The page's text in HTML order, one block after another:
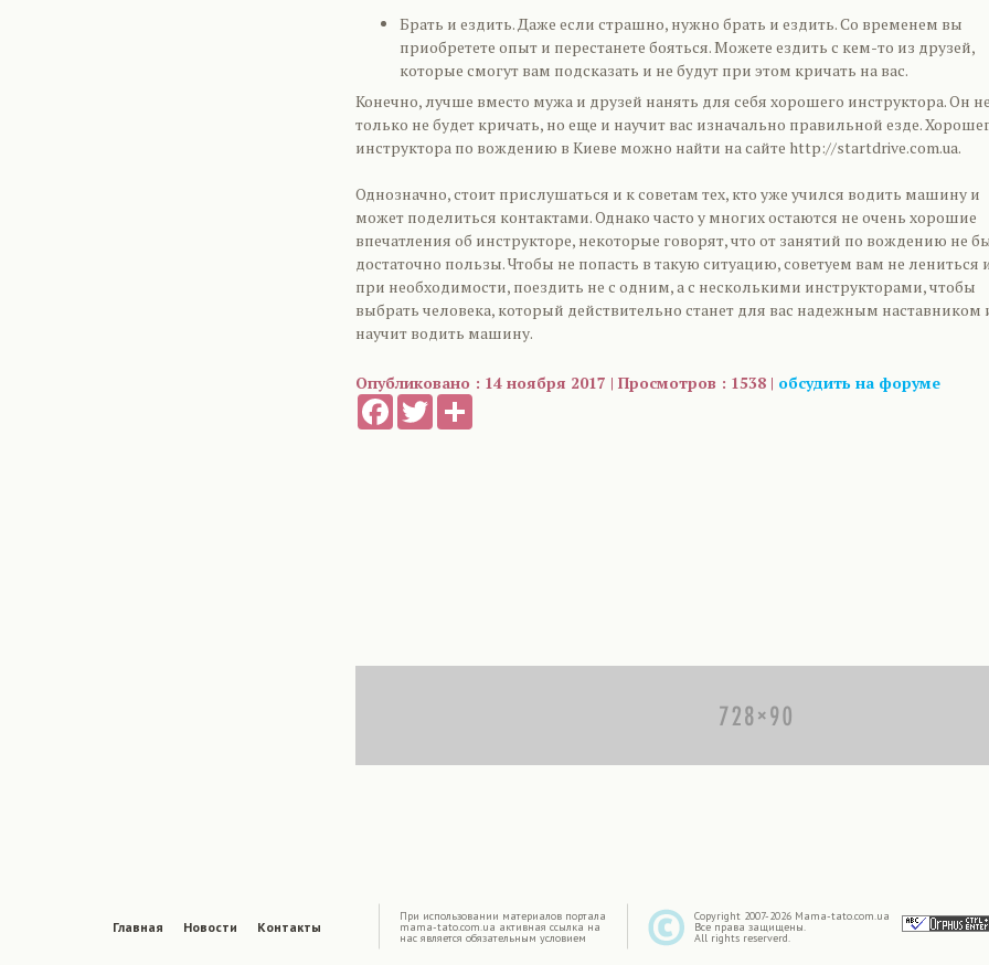
Брать и ездить. Даже если страшно, нужно брать и ездить. Со временем вы
приобретете опыт и перестанете бояться. Можете ездить с кем-то из друзей,
которые смогут вам подсказать и не будут при этом кричать на вас.
Конечно, лучше вместо мужа и друзей нанять для себя хорошего инструктора. Он не
только не будет кричать, но еще и научит вас изначально правильной езде.
инструктора по вождению в Киеве можно найти на сайте http://startdrive.com.ua.
Однозначно, стоит прислушаться и к советам тех, кто уже учился водить машину и
может поделиться контактами. Однако часто у многих остаются не очень хорошие
впечатления об инструкторе, некоторые говорят, что от занятий по вождению не
достаточно пользы. Чтобы не попасть в такую ситуацию, советуем вам не лениться
при необходимости, поездить не с одним, а с несколькими инструкторами, чтобы
выбрать человека, который действительно станет для вас надежным наставником
научит водить машину.
Опубликовано : 14 ноября 2017 | Просмотров : 1538 | обсудить на форуме
FacebookTwitter
Главная Новости Контакты
При использовании материалов портала
mama-tato.com.ua активная ссылка на
нас является обязательным условием
Copyright 2007-2026 Mama-tato.com.ua
Все права защищены.
All rights reserverd.